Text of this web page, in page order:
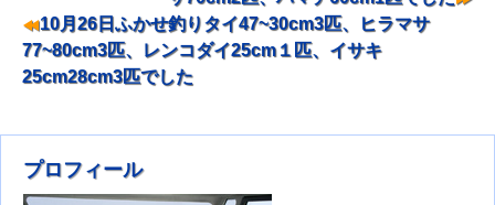
10月26日ふかせ釣りタイ47~30cm3匹、ヒラマサ
77~80cm3匹、レンコダイ25cm１匹、イサキ
25cm28cm3匹でした
プロフィール